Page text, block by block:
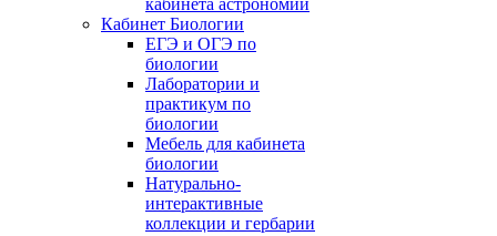
кабинета астрономии
Кабинет Биологии
ЕГЭ и ОГЭ по
биологии
Лаборатории и
практикум по
биологии
Мебель для кабинета
биологии
Натурально-
интерактивные
коллекции и гербарии